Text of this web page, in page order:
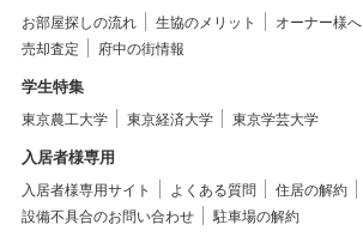
お部屋探しの流れ 生協のメリット オーナー様へ
売却査定
府中の街情報
学生特集
東京農工大学 東京経済大学 東京学芸大学
入居者様専用
入居者様専用サイト よくある質問
住居の解約
設備不具合のお問い合わせ
駐車場の解約